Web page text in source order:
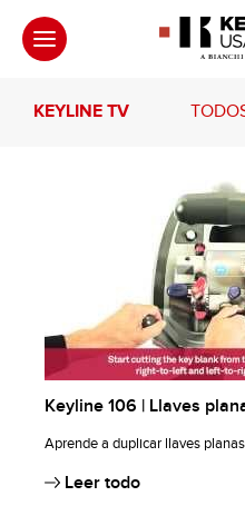
KEYLINE TV
Keyline 106 | Llaves
Aprende a duplicar llaves
Leer todo